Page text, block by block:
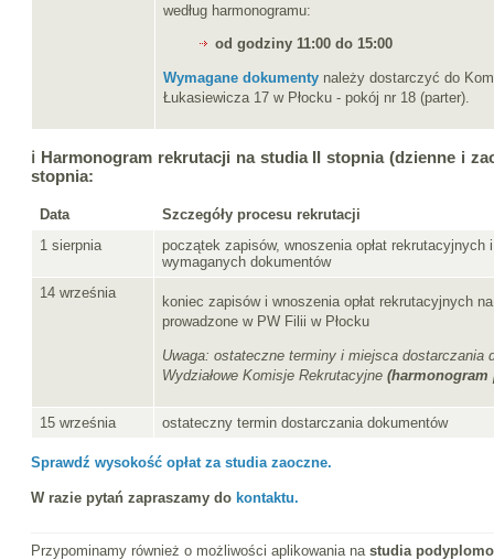
według harmonogramu:
od godziny 11:00 do 15:00
Wymagane dokumentynależy dostarczyć do
Łukasiewicza 17 w Płocku - pokój nr 18 (parter).
ℹ️ Harmonogram rekrutacji na studia II stopnia (dzienne i
stopnia:
Data
Szczegóły procesu rekrutacji
1 sierpnia
początek zapisów, wnoszenia opłat rekrutacyjnych
wymaganych dokumentów
14 września
koniec zapisów i wnoszenia opłat rekrutacyjnych
prowadzone w PW Filii w Płocku
Uwaga: ostateczne terminy i miejsca dostarczania
Wydziałowe Komisje Rekrutacyjne (harmonogram
15 września ostateczny termin dostarczania dokumentów
Sprawdź wysokość opłat za studia zaoczne.
W razie pytań zapraszamy do kontaktu.
Przypominamy również o możliwości aplikowania na studia